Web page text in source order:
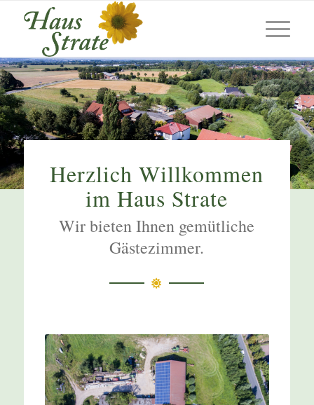
Herzlich Willkommen
im Haus Strate
Wir bieten Ihnen gemütliche
Gästezimmer.